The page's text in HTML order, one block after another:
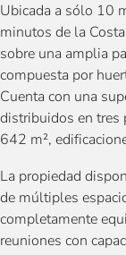
Ubicada a sólo 10
minutos de la
sobre una amplia
compuesta por
Cuenta con una
distribuidos en tres
642 m²,
La propiedad
de múltiples
completamente
reuniones con